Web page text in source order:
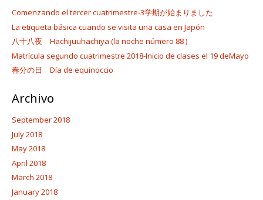
Comenzando el tercer cuatrimestre-3学期が始まりました
La etiqueta básica cuando se visita una casa en Japón
八十八夜 Hachijuuhachiya (la noche número 88 )
Matrícula segundo cuatrimestre 2018-Inicio de clases el 19 deMayo
春分の日 Día de equinoccio
Archivo
September 2018
July 2018
May 2018
April 2018
March 2018
January 2018